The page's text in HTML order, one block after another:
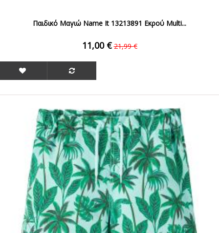
Παιδικό Μαγιώ Name It 13213891 Εκρού Multi...
11,00 € 21,99 €